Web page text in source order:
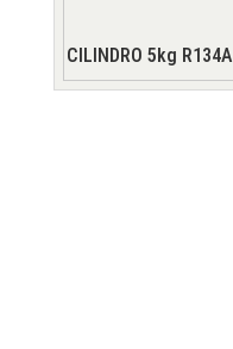
CILINDRO 5kg R134A